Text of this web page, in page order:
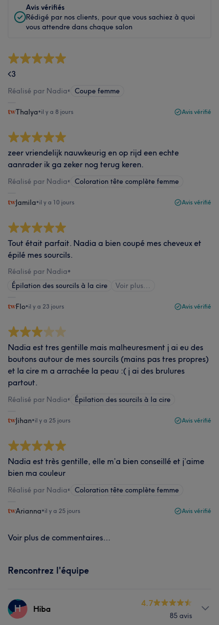
Avis vérifiés
Rédigé par nos clients, pour que vous sachiez à quoi
vous attendre dans chaque salon
<3
Réalisé par Nadia• Coupe femme
Thalya•il y a 8 jours Avis vérifié
zeer vriendelijk nauwkeurig en op rijd een echte
aanrader ik ga zeker nog terug keren.
Réalisé par Nadia• Coloration tête complète femme
Jamila•il y a 10 jours Avis vérifié
Tout était parfait. Nadia a bien coupé mes cheveux et
épilé mes sourcils.
Réalisé par Nadia•
Épilation des sourcils à la cire
Voir plus...
Flo•il y a 23 jours Avis vérifié
Nadia est tres gentille mais malheuresment j ai eu des
boutons autour de mes sourcils (mains pas tres propres)
et la cire m a arrachée la peau :( j ai des brulures
partout.
Réalisé par Nadia• Épilation des sourcils à la cire
Jihan•il y a 25 jours Avis vérifié
Nadia est très gentille, elle m’a bien conseillé et j’aime
bien ma couleur
Réalisé par Nadia• Coloration tête complète femme
Arianna•il y a 25 jours Avis vérifié
Voir plus de commentaires...
Rencontrez l'équipe
H Hiba
4.7
85 avis